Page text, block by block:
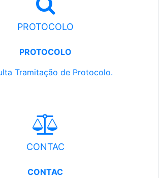
PROTOCOLO
PROTOCOLO
Tramitação de Protocolo.
CONTAC
CONTAC